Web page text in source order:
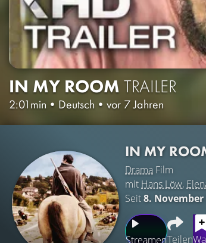
IN MY ROOM TRAILER
2:01min • Deutsch • vor 7 Jahren
IN MY
Drama Film
mit Hans Löw,
Seit8. November
StreamenTeilen